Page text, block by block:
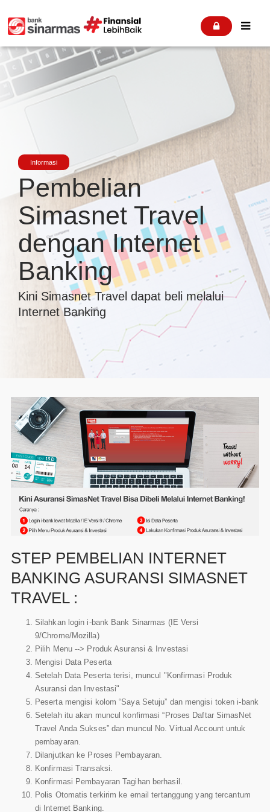
 
Informasi
Pembelian
Simasnet Travel
dengan Internet
Banking
Kini Simasnet Travel dapat beli melalui
Internet Banking
STEP PEMBELIAN INTERNET
BANKING ASURANSI SIMASNET
TRAVEL :
Silahkan login i-bank Bank Sinarmas (IE Versi
9/Chrome/Mozilla)
Pilih Menu --> Produk Asuransi & Investasi
Mengisi Data Peserta
Setelah Data Peserta terisi, muncul "Konfirmasi Produk
Asuransi dan Investasi"
Peserta mengisi kolom “Saya Setuju” dan mengisi token i-bank
Setelah itu akan muncul konfirmasi “Proses Daftar SimasNet
Travel Anda Sukses” dan muncul No. Virtual Account untuk
pembayaran.
Dilanjutkan ke Proses Pembayaran.
Konfirmasi Transaksi.
Konfirmasi Pembayaran Tagihan berhasil.
Polis Otomatis terkirim ke email tertanggung yang tercantum
di Internet Banking.